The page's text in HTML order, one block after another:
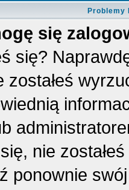
Problemy
się
się?
zostałeś
nie
ponownie